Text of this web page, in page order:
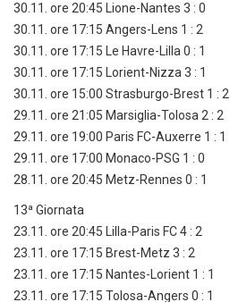
30.11. ore 20:45 Lione-Nantes 3 : 0
30.11. ore 17:15 Angers-Lens 1 : 2
30.11. ore 17:15 Le Havre-Lilla 0 : 1
30.11. ore 17:15 Lorient-Nizza 3 : 1
30.11. ore 15:00 Strasburgo-Brest 1 : 2
29.11. ore 21:05 Marsiglia-Tolosa 2 : 2
29.11. ore 19:00 Paris FC-Auxerre 1 : 1
29.11. ore 17:00 Monaco-PSG 1 : 0
28.11. ore 20:45 Metz-Rennes 0 : 1
13ª Giornata
23.11. ore 20:45 Lilla-Paris FC 4 : 2
23.11. ore 17:15 Brest-Metz 3 : 2
23.11. ore 17:15 Nantes-Lorient 1 : 1
23.11. ore 17:15 Tolosa-Angers 0 : 1